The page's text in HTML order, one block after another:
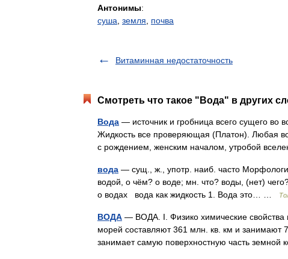
Антонимы:
суша земля почва
Витаминная недостаточность
Смотреть что такое "Вода" в других
Вода — источник и гробница всего сущего во
Жидкость все проверяющая (Платон). Любая
с рождением, женским началом, утробой
вода — сущ., ж., употр. наиб. часто
водой, о чём? о воде; мн. что? воды, (нет)
о водах вода как жидкость 1. Вода это… …
ВОДА — ВОДА. I. Физико химические свойства
морей составляют 361 млн. кв. км и занимают
занимает самую поверхностную часть